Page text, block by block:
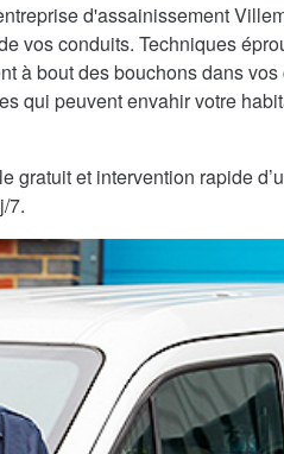
d'assainissement
vos conduits. Techniques
à bout des bouchons dans
qui peuvent envahir votre
gratuit et intervention rapide
7.